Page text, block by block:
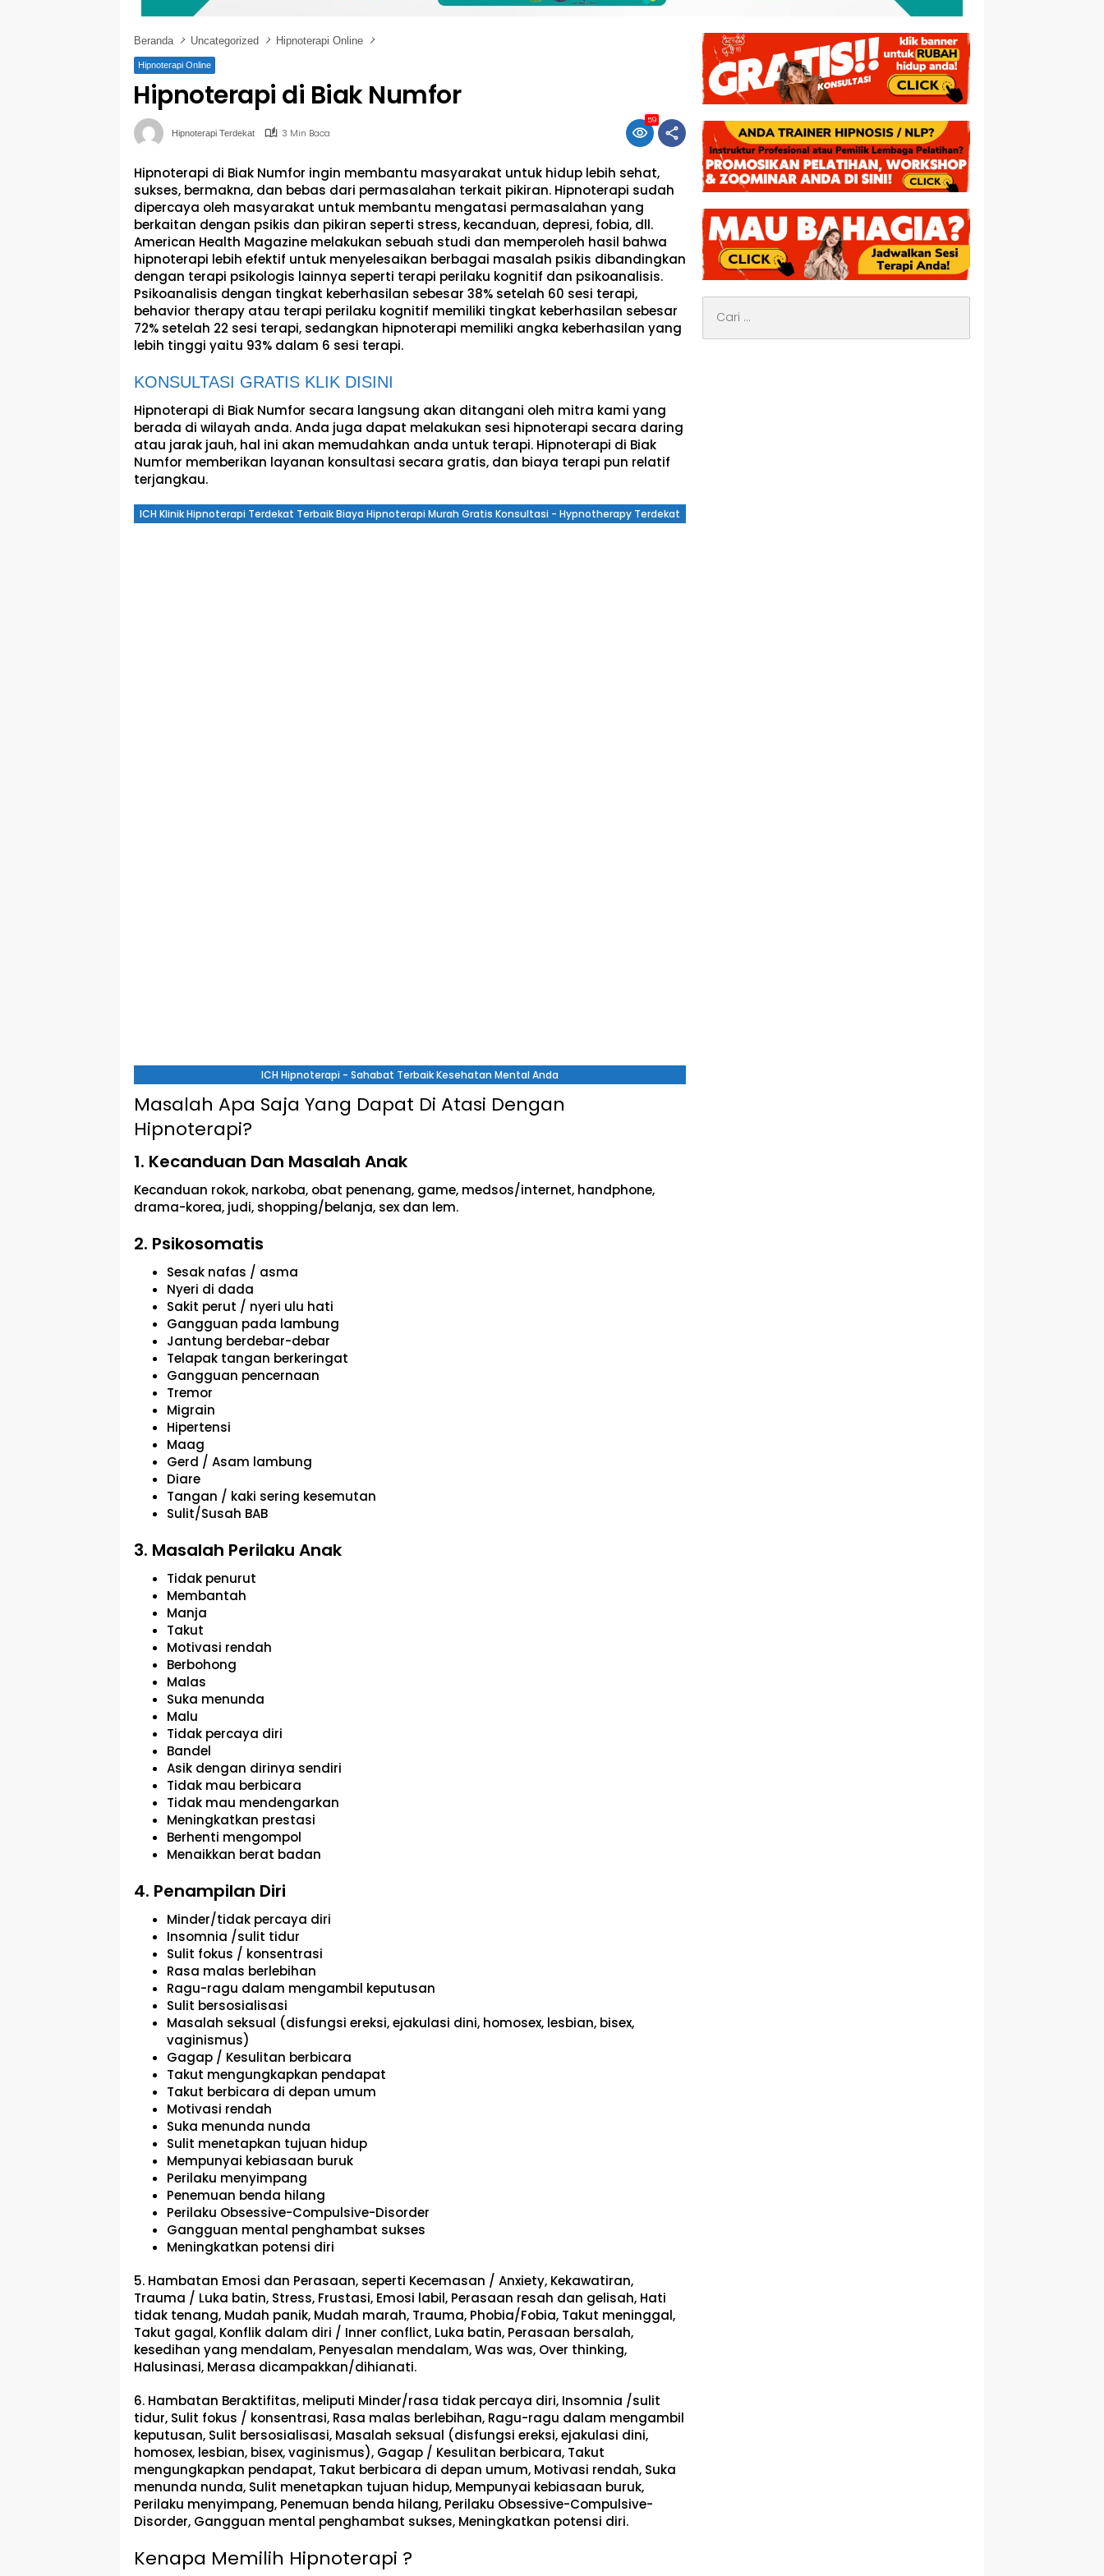
Beranda Uncategorized Hipnoterapi Online
Hipnoterapi Online
Hipnoterapi di Biak Numfor
Hipnoterapi Terdekat 3 Min Baca
59
Hipnoterapi di Biak Numfor ingin membantu masyarakat untuk hidup lebih sehat,
sukses, bermakna, dan bebas dari permasalahan terkait pikiran. Hipnoterapi sudah
dipercaya oleh masyarakat untuk membantu mengatasi permasalahan yang
berkaitan dengan psikis dan pikiran seperti stress, kecanduan, depresi, fobia, dll.
American Health Magazine melakukan sebuah studi dan memperoleh hasil bahwa
hipnoterapi lebih efektif untuk menyelesaikan berbagai masalah psikis dibandingkan
dengan terapi psikologis lainnya seperti terapi perilaku kognitif dan psikoanalisis.
Psikoanalisis dengan tingkat keberhasilan sebesar 38% setelah 60 sesi terapi,
behavior therapy atau terapi perilaku kognitif memiliki tingkat keberhasilan sebesar
72% setelah 22 sesi terapi, sedangkan hipnoterapi memiliki angka keberhasilan yang
lebih tinggi yaitu 93% dalam 6 sesi terapi.
KONSULTASI GRATIS KLIK DISINI
Hipnoterapi di Biak Numfor secara langsung akan ditangani oleh mitra kami yang
berada di wilayah anda. Anda juga dapat melakukan sesi hipnoterapi secara daring
atau jarak jauh, hal ini akan memudahkan anda untuk terapi. Hipnoterapi di Biak
Numfor memberikan layanan konsultasi secara gratis, dan biaya terapi pun relatif
terjangkau.
ICH Klinik Hipnoterapi Terdekat Terbaik Biaya Hipnoterapi Murah Gratis Konsultasi - Hypnotherapy Terdekat
ICH Hipnoterapi - Sahabat Terbaik Kesehatan Mental Anda
Masalah Apa Saja Yang Dapat Di Atasi Dengan
Hipnoterapi?
1. Kecanduan Dan Masalah Anak
Kecanduan rokok, narkoba, obat penenang, game, medsos/internet, handphone,
drama-korea, judi, shopping/belanja, sex dan lem.
2. Psikosomatis
Sesak nafas / asma
Nyeri di dada
Sakit perut / nyeri ulu hati
Gangguan pada lambung
Jantung berdebar-debar
Telapak tangan berkeringat
Gangguan pencernaan
Tremor
Migrain
Hipertensi
Maag
Gerd / Asam lambung
Diare
Tangan / kaki sering kesemutan
Sulit/Susah BAB
3. Masalah Perilaku Anak
Tidak penurut
Membantah
Manja
Takut
Motivasi rendah
Berbohong
Malas
Suka menunda
Malu
Tidak percaya diri
Bandel
Asik dengan dirinya sendiri
Tidak mau berbicara
Tidak mau mendengarkan
Meningkatkan prestasi
Berhenti mengompol
Menaikkan berat badan
4. Penampilan Diri
Minder/tidak percaya diri
Insomnia /sulit tidur
Sulit fokus / konsentrasi
Rasa malas berlebihan
Ragu-ragu dalam mengambil keputusan
Sulit bersosialisasi
Masalah seksual (disfungsi ereksi, ejakulasi dini, homosex, lesbian, bisex,
vaginismus)
Gagap / Kesulitan berbicara
Takut mengungkapkan pendapat
Takut berbicara di depan umum
Motivasi rendah
Suka menunda nunda
Sulit menetapkan tujuan hidup
Mempunyai kebiasaan buruk
Perilaku menyimpang
Penemuan benda hilang
Perilaku Obsessive-Compulsive-Disorder
Gangguan mental penghambat sukses
Meningkatkan potensi diri
5. Hambatan Emosi dan Perasaan, seperti Kecemasan / Anxiety, Kekawatiran,
Trauma / Luka batin, Stress, Frustasi, Emosi labil, Perasaan resah dan gelisah, Hati
tidak tenang, Mudah panik, Mudah marah, Trauma, Phobia/Fobia, Takut meninggal,
Takut gagal, Konflik dalam diri / Inner conflict, Luka batin, Perasaan bersalah,
kesedihan yang mendalam, Penyesalan mendalam, Was was, Over thinking,
Halusinasi, Merasa dicampakkan/dihianati.
6. Hambatan Beraktifitas, meliputi Minder/rasa tidak percaya diri, Insomnia /sulit
tidur, Sulit fokus / konsentrasi, Rasa malas berlebihan, Ragu-ragu dalam mengambil
keputusan, Sulit bersosialisasi, Masalah seksual (disfungsi ereksi, ejakulasi dini,
homosex, lesbian, bisex, vaginismus), Gagap / Kesulitan berbicara, Takut
mengungkapkan pendapat, Takut berbicara di depan umum, Motivasi rendah, Suka
menunda nunda, Sulit menetapkan tujuan hidup, Mempunyai kebiasaan buruk,
Perilaku menyimpang, Penemuan benda hilang, Perilaku Obsessive-Compulsive-
Disorder, Gangguan mental penghambat sukses, Meningkatkan potensi diri.
Kenapa Memilih Hipnoterapi ?
untuk: